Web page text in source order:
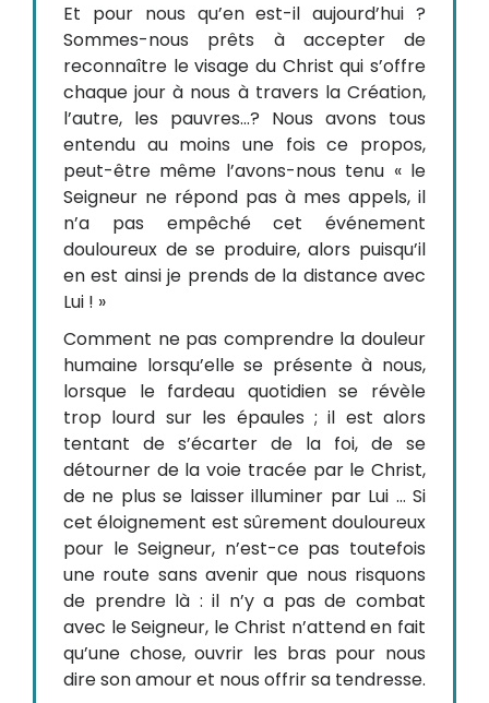
Et pour nous qu’en est-il aujourd’hui ?
Sommes-nous prêts à accepter de
reconnaître le visage du Christ qui s’offre
chaque jour à nous à travers la Création,
l’autre, les pauvres…? Nous avons tous
entendu au moins une fois ce propos,
peut-être même l’avons-nous tenu « le
Seigneur ne répond pas à mes appels, il
n’a pas empêché cet événement
douloureux de se produire, alors puisqu’il
en est ainsi je prends de la distance avec
Lui ! »
Comment ne pas comprendre la douleur
humaine lorsqu’elle se présente à nous,
lorsque le fardeau quotidien se révèle
trop lourd sur les épaules ; il est alors
tentant de s’écarter de la foi, de se
détourner de la voie tracée par le Christ,
de ne plus se laisser illuminer par Lui … Si
cet éloignement est sûrement douloureux
pour le Seigneur, n’est-ce pas toutefois
une route sans avenir que nous risquons
de prendre là : il n’y a pas de combat
avec le Seigneur, le Christ n’attend en fait
qu’une chose, ouvrir les bras pour nous
dire son amour et nous offrir sa tendresse.